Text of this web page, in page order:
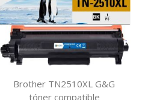
Brother TN2510XL G&G
tóner compatible